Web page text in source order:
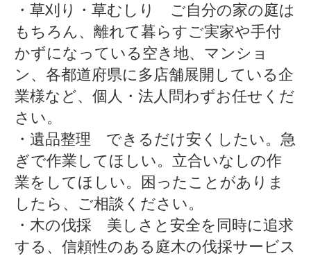
・草刈り・草むしり ご自分の家の庭は
もちろん、離れて暮らすご実家や手付
かずになっている空き地、マンショ
ン、各都道府県に多店舗展開している企
業様など、個人・法人問わずお任せくだ
さい。
・遺品整理 できるだけ安くしたい。急
ぎで作業してほしい。立合いなしの作
業をしてほしい。困ったことがありま
したら、ご相談ください。
・木の伐採 美しさと安全を同時に追求
する、信頼性のある庭木の伐採サービス